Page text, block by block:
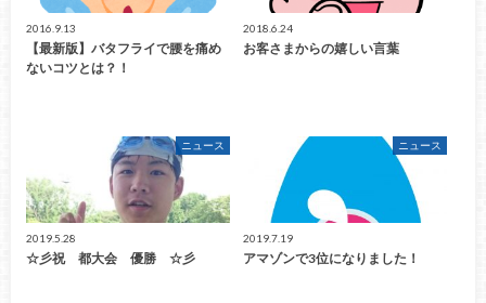
2016.9.13
【最新版】バタフライで腰を痛め
ないコツとは？！
2018.6.24
お客さまからの嬉しい言葉
ニュース
2019.5.28
☆彡祝 都大会 優勝 ☆彡
ニュース
2019.7.19
アマゾンで3位になりました！